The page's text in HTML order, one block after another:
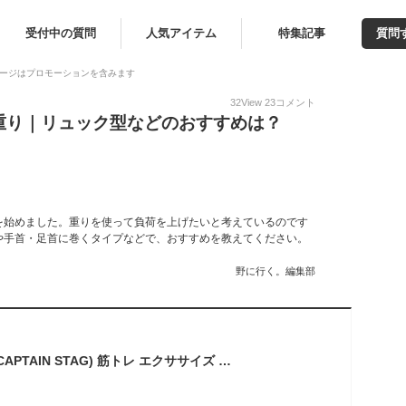
受付中の質問 人気アイテム 特集記事 質問
ジはプロモーションを含みます
32View 23コメント
｜リュック型などのおすすめは？
めました。重りを使って負荷を上げたいと考えているのです
首・足首に巻くタイプなどで、おすすめを教えてください。
野に行く。編集部
キャプテンスタッグ(CAPTAIN STAG) 筋トレ エクササイズ フィットネス ウォーキング リスト&アンクル ウェイト 0.5kg×2個 ブラック/レッド Vit Fit UR-841 約230×100×25mm